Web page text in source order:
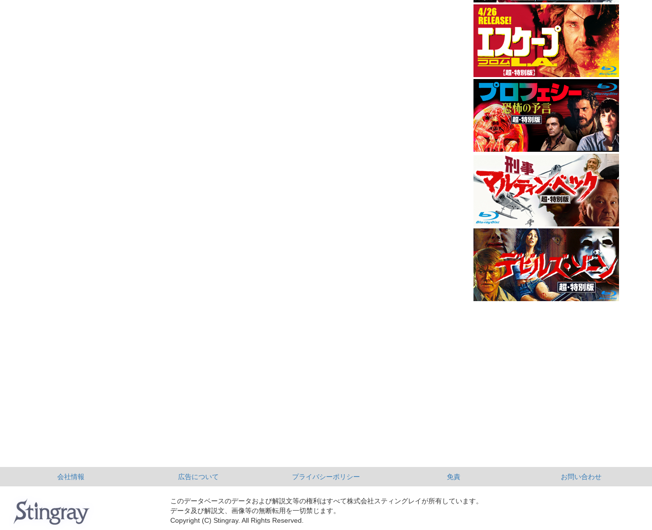
会社情報 広告について プライバシーポリシー 免責 お問い合わせ
このデータベースのデータおよび解説文等の権利はすべて株式会社スティングレイが所有しています。
データ及び解説文、画像等の無断転用を一切禁じます。
Copyright (C) Stingray. All Rights Reserved.